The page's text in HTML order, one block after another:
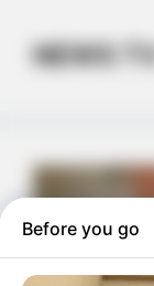
contentNEWS TV
Before you go